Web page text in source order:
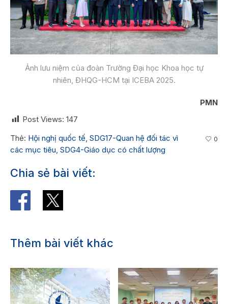
Ảnh lưu niệm của đoàn Trường Đại học Khoa học tự
nhiên, ĐHQG-HCM tại ICEBA 2025.
PMN
Post Views: 147
Thẻ: Hội nghị quốc tế, SDG17-Quan hệ đối tác vì
các mục tiêu, SDG4-Giáo dục có chất lượng
0
Chia sẻ bài viết:
Thêm bài viết khác